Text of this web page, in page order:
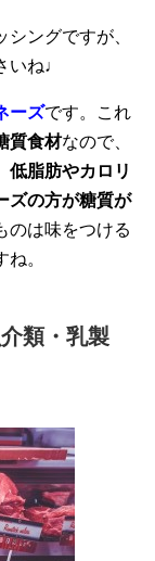
ングですが、
いね♩
ーズです。これ
質食材なので、
低脂肪やカロリ
ズの方が糖質が
のは味をつける
。
類・乳製